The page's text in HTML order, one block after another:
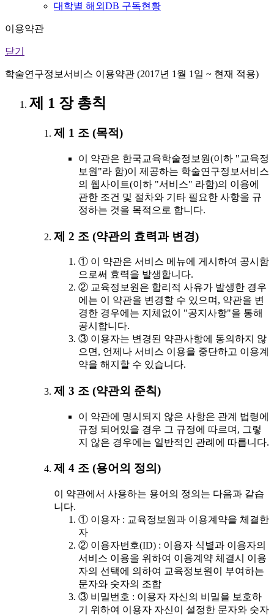
대학별 해외DB 구독현황
이용약관
닫기
학술연구정보서비스 이용약관 (2017년 1월 1일 ~ 현재 적용)
제 1 장 총칙
제 1 조 (목적)
이 약관은 한국교육학술정보원(이하 "교육정
보원"라 함)이 제공하는 학술연구정보서비스
의 웹사이트(이하 "서비스" 라함)의 이용에
관한 조건 및 절차와 기타 필요한 사항을 규
정하는 것을 목적으로 합니다.
제 2 조 (약관의 효력과 변경)
① 이 약관은 서비스 메뉴에 게시하여 공시함
으로써 효력을 발생합니다.
② 교육정보원은 합리적 사유가 발생한 경우
에는 이 약관을 변경할 수 있으며, 약관을 변
경한 경우에는 지체없이 "공지사항"을 통해
공시합니다.
③ 이용자는 변경된 약관사항에 동의하지 않
으면, 언제나 서비스 이용을 중단하고 이용계
약을 해지할 수 있습니다.
제 3 조 (약관외 준칙)
이 약관에 명시되지 않은 사항은 관계 법령에
규정 되어있을 경우 그 규정에 따르며, 그렇
지 않은 경우에는 일반적인 관례에 따릅니다.
제 4 조 (용어의 정의)
이 약관에서 사용하는 용어의 정의는 다음과 같습
니다.
① 이용자 : 교육정보원과 이용계약을 체결한
자
② 이용자번호(ID) : 이용자 식별과 이용자의
서비스 이용을 위하여 이용계약 체결시 이용
자의 선택에 의하여 교육정보원이 부여하는
문자와 숫자의 조합
③ 비밀번호 : 이용자 자신의 비밀을 보호하
기 위하여 이용자 자신이 설정한 문자와 숫자